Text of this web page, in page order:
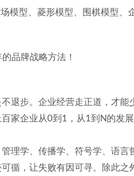
模型、菱形模型、围棋模型、
品牌战略方法！
退步。企业经营走正道，才
家企业从0到1，从1到N的发
理学、传播学、符号学、语
循，让失败有因可寻。除此